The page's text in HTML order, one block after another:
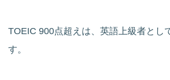
TOEIC 900点超えは、英語上級者とし
す。